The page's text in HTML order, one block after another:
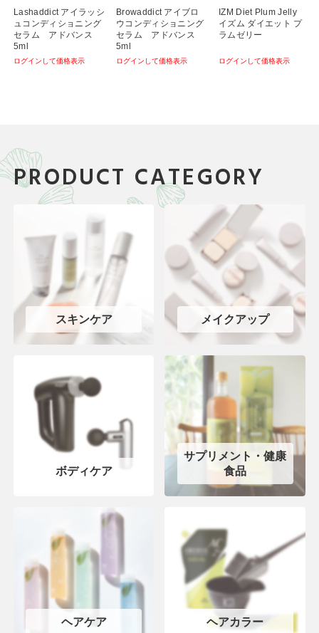
Lashaddict アイラッシ
ュコンディショニング
セラム アドバンス
5ml
ログインして価格表示
Browaddict アイブロ
ウコンディショニング
セラム アドバンス
5ml
ログインして価格表示
IZM Diet Plum Jelly
イズム ダイエット プ
ラムゼリー
ログインして価格表示
PRODUCT CATEGORY
スキンケア メイクアップ
ボディケア
サプリメント・健康
食品
ヘアケア ヘアカラー